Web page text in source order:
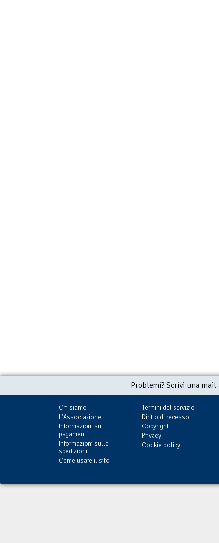
Problemi? Scrivi una
Chi siamo
L'Associazione
Informazioni sui
pagamenti
Informazioni sulle
spedizioni
Come usare il sito
Termini del servizio
Diritto di recesso
Copyright
Privacy
Cookie policy